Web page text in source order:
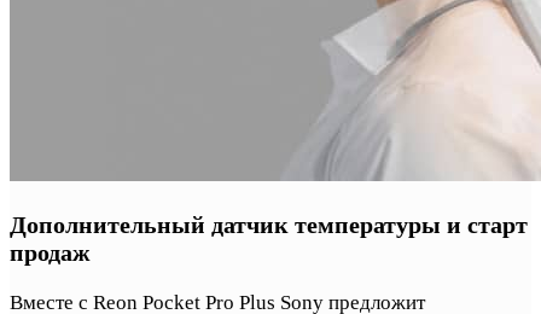
Дополнительный датчик температуры и старт
продаж
Вместе с Reon Pocket Pro Plus Sony предложит